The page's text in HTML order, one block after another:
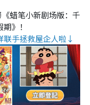
《蜡笔小新剧场版：千
》！
联手拯救屋企人啦↓